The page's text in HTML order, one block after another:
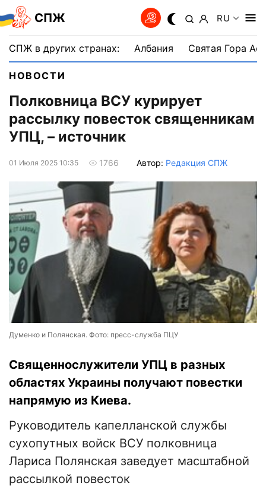
СПЖ RU
СПЖ в других странах: Албания Святая Гора
НОВОСТИ
Полковница ВСУ курирует
рассылку повесток священникам
УПЦ, – источник
01 Июля 2025 10:35 1766 Автор: Редакция СПЖ
Думенко и Полянская. Фото: пресс-служба ПЦУ
Священнослужители УПЦ в разных
областях Украины получают повестки
напрямую из Киева.
Руководитель капелланской службы
сухопутных войск ВСУ полковница
Лариса Полянская заведует масштабной
рассылкой повесток